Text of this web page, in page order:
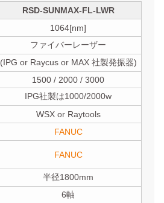
RSD-SUNMAX-FL-LWR
1064[nm]
ファイバーレーザー
(IPG or Raycus or MAX 社製発振器)
1500 / 2000 / 3000
IPG社製は1000/2000w
WSX or Raytools
FANUC
FANUC
半径1800mm
6軸